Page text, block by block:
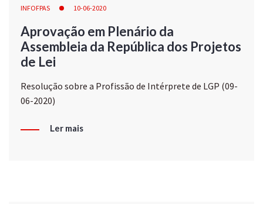
INFOFPAS 10-06-2020
Aprovação em Plenário da
Assembleia da República dos Projetos
de Lei
Resolução sobre a Profissão de Intérprete de LGP (09-
06-2020)
Ler mais